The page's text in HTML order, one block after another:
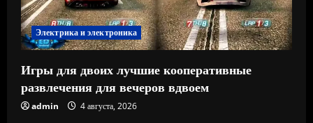
Электрика и электроника
Игры для двоих лучшие кооперативные
развлечения для вечеров вдвоем
admin 4 августа, 2026